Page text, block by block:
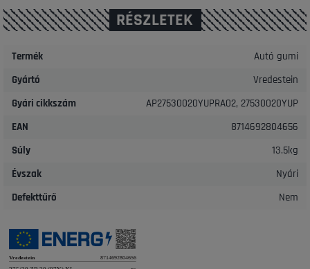
RÉSZLETEK
Termék
Autó gumi
Gyártó
Vredestein
Gyári cikkszám
AP27530020YUPRA02, 27530020YUP
EAN
8714692804656
Súly
13.5kg
Évszak
Nyári
Defekttűrő
Nem